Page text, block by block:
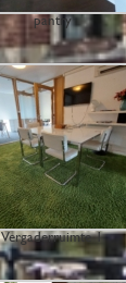
pantry
Vergaderruimte 1